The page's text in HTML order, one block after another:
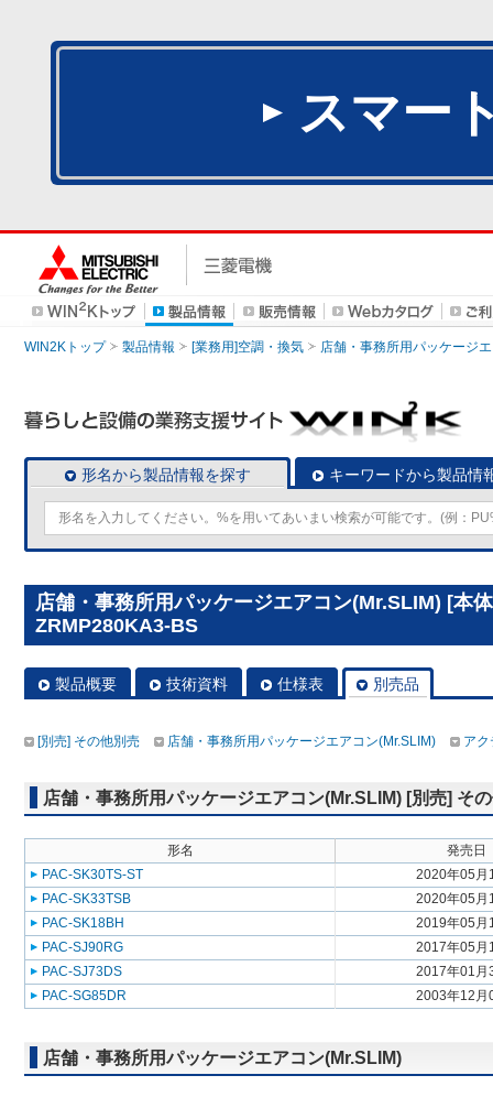
スマー
WIN2Kトップ 製品情報 [業務用]空調・換気 店舗・事務所用パッケージ
形名から製品情報を探す キーワードから製品情
店舗・事務所用パッケージエアコン(Mr.SLIM) [本
ZRMP280KA3-BS
製品概要 技術資料 仕様表 別売品
[別売] その他別売 店舗・事務所用パッケージエアコン(Mr.SLIM) ア
店舗・事務所用パッケージエアコン(Mr.SLIM) [別売] そ
形名
発売日
PAC-SK30TS-ST
2020年05月
PAC-SK33TSB
2020年05月
PAC-SK18BH
2019年05月
PAC-SJ90RG
2017年05月
PAC-SJ73DS
2017年01月
PAC-SG85DR
2003年12月
店舗・事務所用パッケージエアコン(Mr.SLIM)